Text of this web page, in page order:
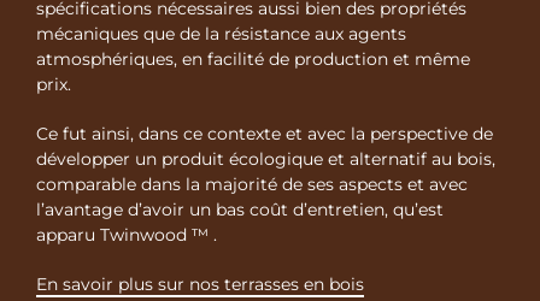
spécifications nécessaires aussi bien des propriétés
mécaniques que de la résistance aux agents
atmosphériques, en facilité de production et même
prix.
Ce fut ainsi, dans ce contexte et avec la perspective de
développer un produit écologique et alternatif au bois,
comparable dans la majorité de ses aspects et avec
l’avantage d’avoir un bas coût d’entretien, qu’est
apparu Twinwood ™ .
En savoir plus sur nos terrasses en bois